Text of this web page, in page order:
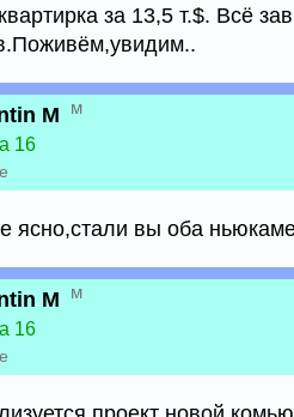
за 13,5 т.$. Всё
M
м
16
ясно,стали вы оба
M
м
16